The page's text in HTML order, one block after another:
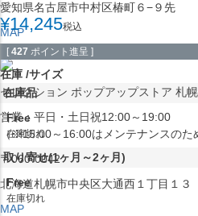
愛知県名古屋市中村区椿町６−９先
MAP
SHOP
セレクション ポップアップストア 札
営業：平日・土日祝12:00～19:00
（※15:00～16:00はメンテナンスのた
〒060-0042
北海道札幌市中央区大通西１丁目１３
MAP
¥14,245税込
[ 427 ポイント進呈 ]
在庫 サイズ
在庫品
Free
在庫切れ
取り寄せ(1ヶ月～2ヶ月)
Free
在庫切れ